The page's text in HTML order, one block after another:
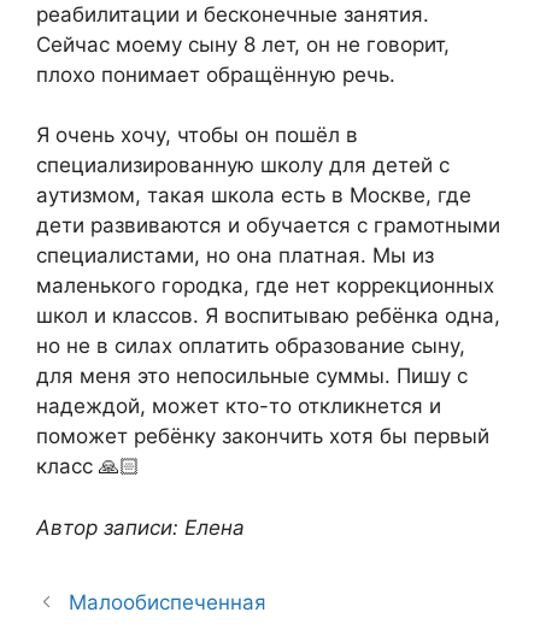
реабилитации и бесконечные занятия.
Сейчас моему сыну 8 лет, он не говорит,
плохо понимает обращённую речь.
Я очень хочу, чтобы он пошёл в
специализированную школу для детей с
аутизмом, такая школа есть в Москве, где
дети развиваются и обучается с грамотными
специалистами, но она платная. Мы из
маленького городка, где нет коррекционных
школ и классов. Я воспитываю ребёнка одна,
но не в силах оплатить образование сыну,
для меня это непосильные суммы. Пишу с
надеждой, может кто-то откликнется и
поможет ребёнку закончить хотя бы первый
класс 🙏🏻
Автор записи: Елена
Малообиспеченная